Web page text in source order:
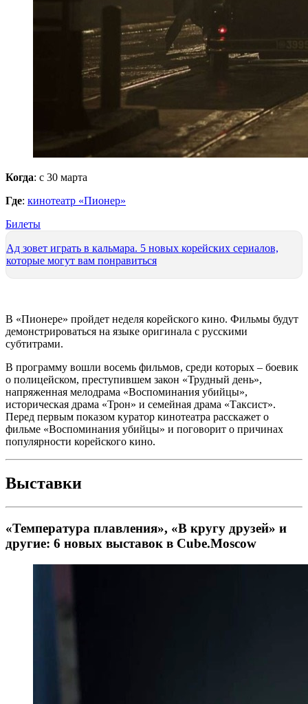
Когда: с 30 марта
Где: кинотеатр «Пионер»
Билеты
Ад зовет играть в кальмара. 5 новых корейских сериалов,
которые могут вам понравиться
В «Пионере» пройдет неделя корейского кино. Фильмы будут
демонстрироваться на языке оригинала с русскими
субтитрами.
В программу вошли восемь фильмов, среди которых – боевик
о полицейском, преступившем закон «Трудный день»,
напряженная мелодрама «Воспоминания убийцы»,
историческая драма «Трон» и семейная драма «Таксист».
Перед первым показом куратор кинотеатра расскажет о
фильме «Воспоминания убийцы» и поговорит о причинах
популярности корейского кино.
Выставки
«Температура плавления», «В кругу друзей» и
другие: 6 новых выставок в Cube.Moscow